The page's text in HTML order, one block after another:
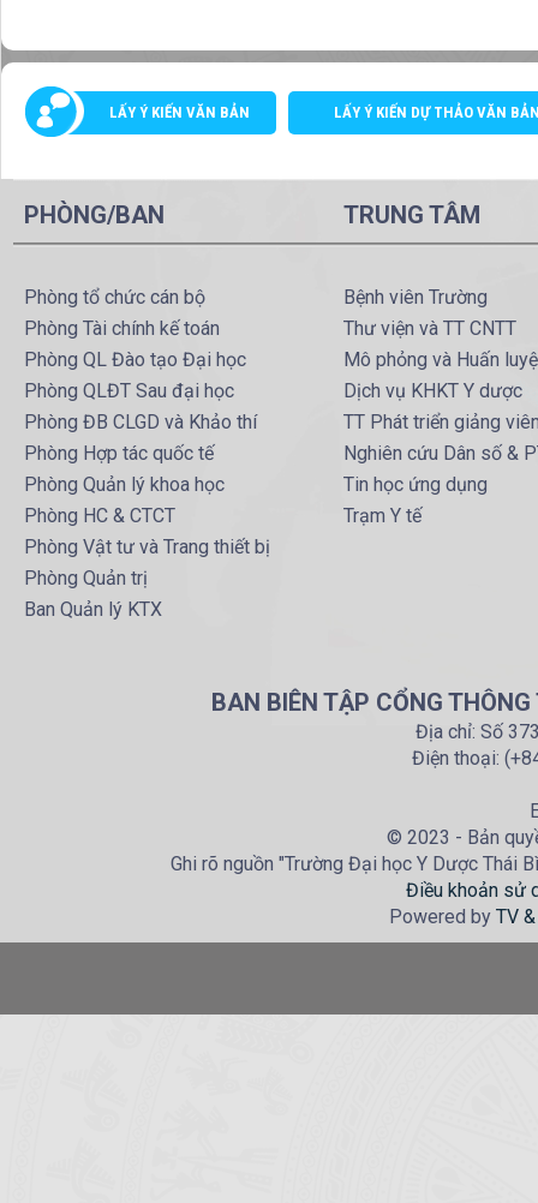
LẤY Ý KIẾN VĂN BẢN LẤY Ý KIẾN DỰ THẢO VĂN
PHÒNG/BAN
Phòng tổ chức cán bộ
Phòng Tài chính kế toán
Phòng QL Đào tạo Đại học
Phòng QLĐT Sau đại học
Phòng ĐB CLGD và Khảo thí
Phòng Hợp tác quốc tế
Phòng Quản lý khoa học
Phòng HC & CTCT
Phòng Vật tư và Trang thiết bị
Phòng Quản trị
Ban Quản lý KTX
TRUNG TÂM
Bệnh viên Trường
Thư viện và TT CNTT
Mô phỏng và Huấn
Dịch vụ KHKT Y dược
TT Phát triển giảng
Nghiên cứu Dân số &
Tin học ứng dụng
Trạm Y tế
BAN BIÊN TẬP CỔNG
Địa chỉ: Số
Điện thoại:
© 2023 - Bản
Ghi rõ nguồn "Trường Đại học Y Dược Thái
Điều khoản sử
Powered by TV